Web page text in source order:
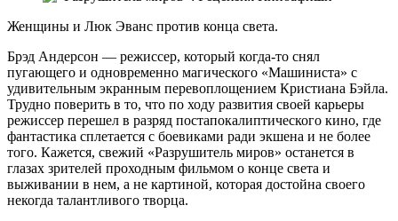
Женщины и Люк Эванс против конца света.
Брэд Андерсон — режиссер, который когда-то снял
пугающего и одновременно магического «Машиниста» с
удивительным экранным перевоплощением Кристиана Бэйла.
Трудно поверить в то, что по ходу развития своей карьеры
режиссер перешел в разряд постапокалиптического кино, где
фантастика сплетается с боевиками ради экшена и не более
того. Кажется, свежий «Разрушитель миров» останется в
глазах зрителей проходным фильмом о конце света и
выживании в нем, а не картиной, которая достойна своего
некогда талантливого творца.